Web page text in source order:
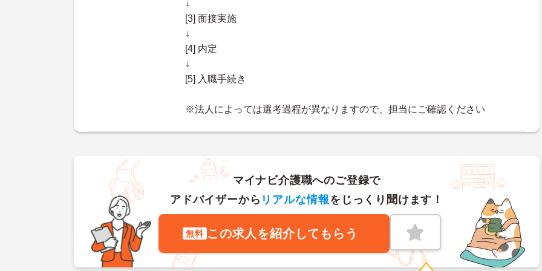
↓
[3] 面接実施
↓
[4] 内定
↓
[5] 入職手続き
※法人によっては選考過程が異なりますので、担当にご確認ください
マイナビ介護職へのご登録で
アドバイザーから リアルな情報をじっくり聞けます！
無料 この求人を紹介してもらう